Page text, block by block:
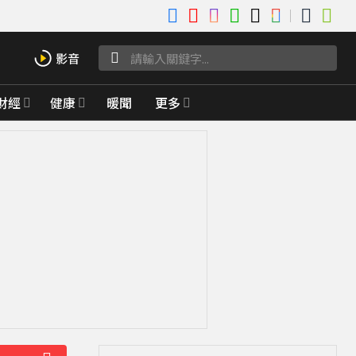
經 健康 暖聞 更多